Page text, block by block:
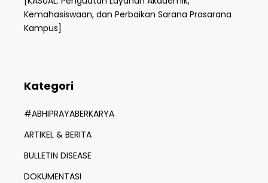
Kemahasiswaan, dan Perbaikan Sarana Prasarana
Kampus]
Kategori
#ABHIPRAYABERKARYA
ARTIKEL & BERITA
BULLETIN DISEASE
DOKUMENTASI